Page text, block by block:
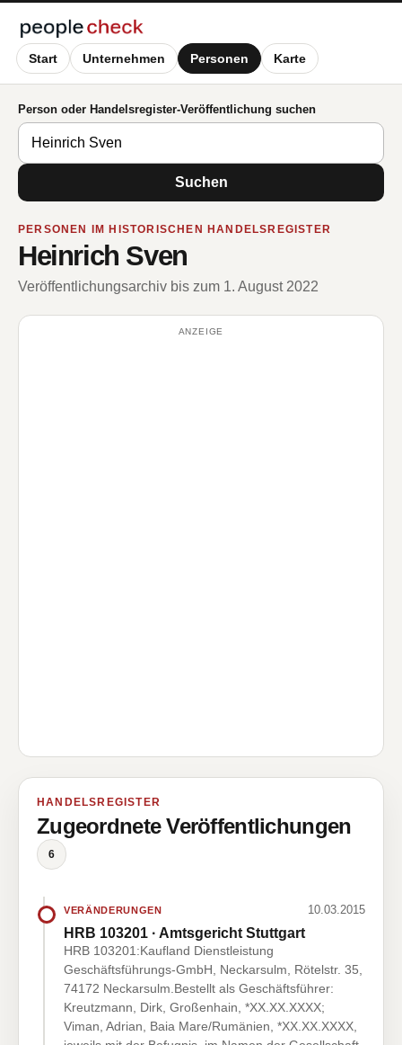
Start Unternehmen Personen Karte
Person oder Handelsregister-Veröffentlichung suchen
Suchen
PERSONEN IM HISTORISCHEN HANDELSREGISTER
Heinrich Sven
Veröffentlichungsarchiv bis zum 1. August 2022
ANZEIGE
HANDELSREGISTER
Zugeordnete Veröffentlichungen
6
VERÄNDERUNGEN 10.03.2015
HRB 103201 · Amtsgericht Stuttgart
HRB 103201:Kaufland Dienstleistung
Geschäftsführungs-GmbH, Neckarsulm, Rötelstr. 35,
74172 Neckarsulm.Bestellt als Geschäftsführer:
Kreutzmann, Dirk, Großenhain, *XX.XX.XXXX;
Viman, Adrian, Baia Mare/Rumänien, *XX.XX.XXXX,